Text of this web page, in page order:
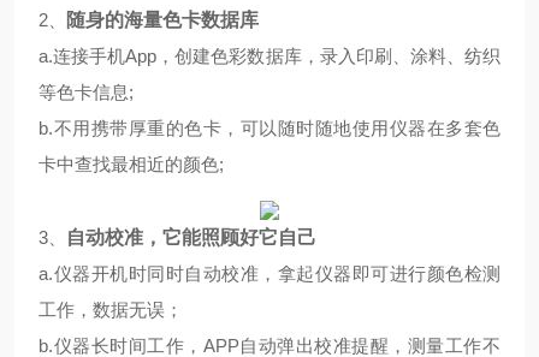
2、
随身的海量色卡数据库
a.连接手机App，创建色彩数据库，录入印刷、涂料、纺织
等色卡信息;
b.不用携带厚重的色卡，可以随时随地使用仪器在多套色
卡中查找最相近的颜色;
3、
自动校准，它能照顾好它自己
a.仪器开机时同时自动校准，拿起仪器即可进行颜色检测
工作，数据无误；
b.仪器长时间工作，APP自动弹出校准提醒，测量工作不